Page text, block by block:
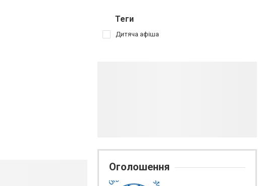
Теги
Дитяча афіша
Оголошення